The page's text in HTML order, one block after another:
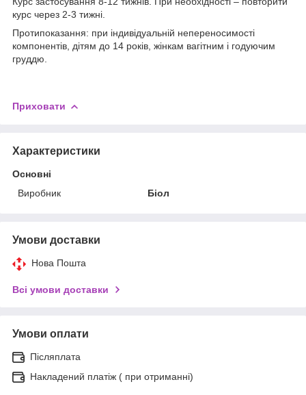
курс через 2-3 тижні.
Протипоказання: при індивідуальній непереносимості
компонентів, дітям до 14 років, жінкам вагітним і годуючим
груддю.
Приховати
Характеристики
Основні
Виробник
Біол
Умови доставки
Нова Пошта
Всі умови доставки
Умови оплати
Післяплата
Накладений платіж ( при отриманні)